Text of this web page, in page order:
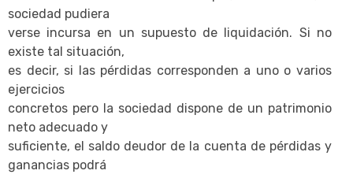
sociedad pudiera
verse incursa en un supuesto de liquidación. Si no
existe tal situación,
es decir, si las pérdidas corresponden a uno o varios
ejercicios
concretos pero la sociedad dispone de un patrimonio
neto adecuado y
suficiente, el saldo deudor de la cuenta de pérdidas y
ganancias podrá